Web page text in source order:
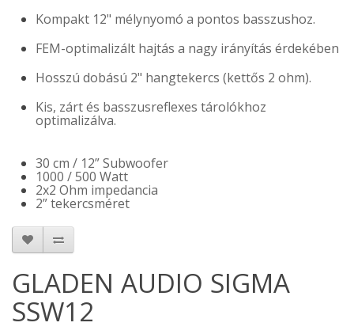
Kompakt 12" mélynyomó a pontos basszushoz.
FEM-optimalizált hajtás a nagy irányítás érdekében
Hosszú dobású 2" hangtekercs (kettős 2 ohm).
Kis, zárt és basszusreflexes tárolókhoz
optimalizálva.
30 cm / 12” Subwoofer
1000 / 500 Watt
2x2 Ohm impedancia
2” tekercsméret
GLADEN AUDIO SIGMA
SSW12